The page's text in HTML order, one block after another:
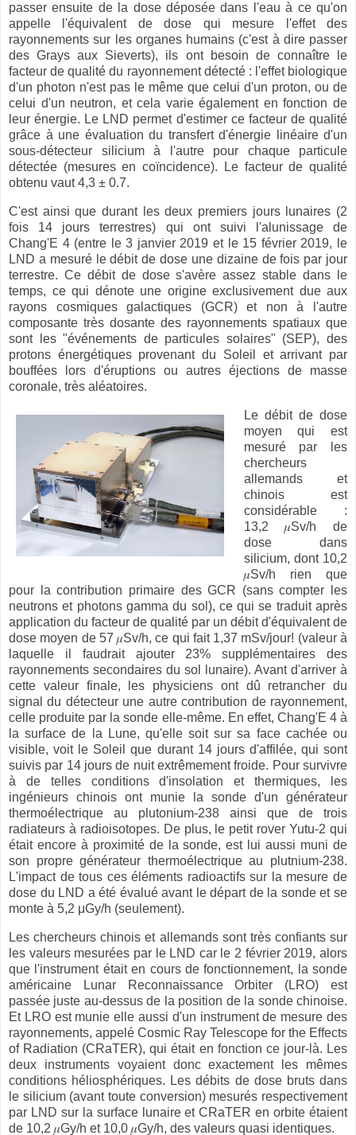
passer ensuite de la dose déposée dans l'eau à ce qu'on
appelle l'équivalent de dose qui mesure l'effet des
rayonnements sur les organes humains (c'est à dire passer
des Grays aux Sieverts), ils ont besoin de connaître le
facteur de qualité du rayonnement détecté : l'effet biologique
d'un photon n'est pas le même que celui d'un proton, ou de
celui d'un neutron, et cela varie également en fonction de
leur énergie. Le LND permet d'estimer ce facteur de qualité
grâce à une évaluation du transfert d'énergie linéaire d'un
sous-détecteur silicium à l'autre pour chaque particule
détectée (mesures en coïncidence). Le facteur de qualité
obtenu vaut 4,3 ± 0.7.
C'est ainsi que durant les deux premiers jours lunaires (2
fois 14 jours terrestres) qui ont suivi l'alunissage de
Chang'E 4 (entre le 3 janvier 2019 et le 15 février 2019, le
LND a mesuré le débit de dose une dizaine de fois par jour
terrestre. Ce débit de dose s'avère assez stable dans le
temps, ce qui dénote une origine exclusivement due aux
rayons cosmiques galactiques (GCR) et non à l'autre
composante très dosante des rayonnements spatiaux que
sont les "événements de particules solaires" (SEP), des
protons énergétiques provenant du Soleil et arrivant par
bouffées lors d'éruptions ou autres éjections de masse
coronale, très aléatoires.
Le débit de dose
moyen qui est
mesuré par les
chercheurs
allemands et
chinois est
considérable :
13,2 𝜇Sv/h de
dose dans
silicium, dont 10,2
𝜇Sv/h rien que
pour la contribution primaire des GCR (sans compter les
neutrons et photons gamma du sol), ce qui se traduit après
application du facteur de qualité par un débit d'équivalent de
dose moyen de 57 𝜇Sv/h, ce qui fait 1,37 mSv/jour! (valeur à
laquelle il faudrait ajouter 23% supplémentaires des
rayonnements secondaires du sol lunaire). Avant d'arriver à
cette valeur finale, les physiciens ont dû retrancher du
signal du détecteur une autre contribution de rayonnement,
celle produite par la sonde elle-même. En effet, Chang'E 4 à
la surface de la Lune, qu'elle soit sur sa face cachée ou
visible, voit le Soleil que durant 14 jours d'affilée, qui sont
suivis par 14 jours de nuit extrêmement froide. Pour survivre
à de telles conditions d'insolation et thermiques, les
ingénieurs chinois ont munie la sonde d'un générateur
thermoélectrique au plutonium-238 ainsi que de trois
radiateurs à radioisotopes. De plus, le petit rover Yutu-2 qui
était encore à proximité de la sonde, est lui aussi muni de
son propre générateur thermoélectrique au plutnium-238.
L'impact de tous ces éléments radioactifs sur la mesure de
dose du LND a été évalué avant le départ de la sonde et se
monte à 5,2 μGy/h (seulement).
Les chercheurs chinois et allemands sont très confiants sur
les valeurs mesurées par le LND car le 2 février 2019, alors
que l'instrument était en cours de fonctionnement, la sonde
américaine Lunar Reconnaissance Orbiter (LRO) est
passée juste au-dessus de la position de la sonde chinoise.
Et LRO est munie elle aussi d'un instrument de mesure des
rayonnements, appelé Cosmic Ray Telescope for the Effects
of Radiation (CRaTER), qui était en fonction ce jour-là. Les
deux instruments voyaient donc exactement les mêmes
conditions héliosphériques. Les débits de dose bruts dans
le silicium (avant toute conversion) mesurés respectivement
par LND sur la surface lunaire et CRaTER en orbite étaient
de 10,2 𝜇Gy/h et 10,0 𝜇Gy/h, des valeurs quasi identiques.